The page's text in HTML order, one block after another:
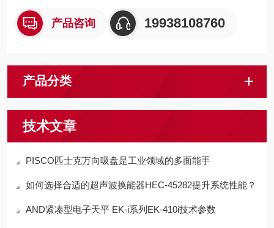
产品咨询 19938108760
产品分类
技术文章
PISCO匹士克​万向吸盘是工业领域的多面能手​
如何选择合适的超声波换能器HEC-45282提升系统性能？
AND紧凑型电子天平 EK-i系列EK-410i技术参数